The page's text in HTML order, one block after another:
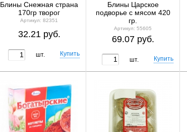
Блины Снежная страна
170гр творог
Артикул: 82351
32.21 руб.
шт.
Блины Царское
подворье с мясом 420
гр.
Артикул: 55605
69.07 руб.
шт.